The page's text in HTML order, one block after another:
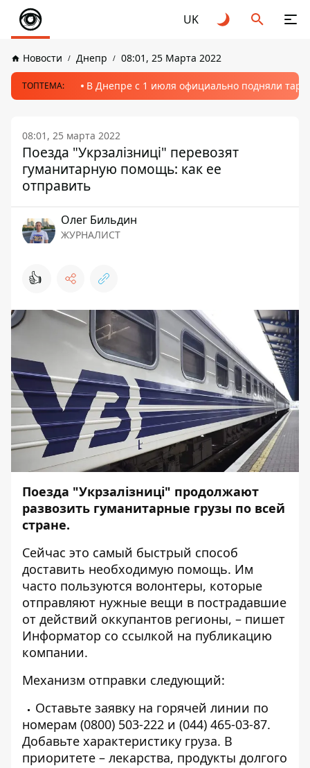
UK
Новости Днепр 08:01, 25 Марта 2022
ТОПТЕМА: В Днепре с 1 июля официально подняли
08:01, 25 марта 2022
Поезда "Укрзалізниці" перевозят
гуманитарную помощь: как ее
отправить
Олег Бильдин
ЖУРНАЛИСТ
👍
Поезда "Укрзалізниці" продолжают
развозить гуманитарные грузы по всей
стране.
Сейчас это самый быстрый способ
доставить необходимую помощь. Им
часто пользуются волонтеры, которые
отправляют нужные вещи в пострадавшие
от действий оккупантов регионы, – пишет
Информатор со ссылкой на публикацию
компании.
Механизм отправки следующий:
Оставьте заявку на горячей линии по
номерам (0800) 503-222 и (044) 465-03-87.
Добавьте характеристику груза. В
приоритете – лекарства, продукты долгого